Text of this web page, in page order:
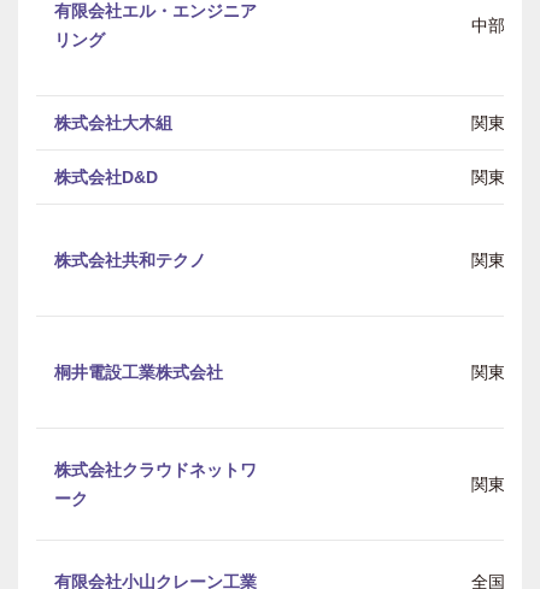
有限会社エル・エンジニア
リング
中部
株式会社大木組 関東
株式会社D&D 関東
株式会社共和テクノ 関東
桐井電設工業株式会社 関東
株式会社クラウドネットワ
ーク
関東
有限会社小山クレーン工業 全国